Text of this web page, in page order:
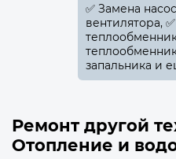
✅️ Замена
вентилятора,
запальника и
Ремонт другой
Отопление и